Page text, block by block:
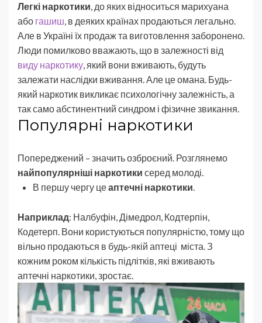
Легкі наркотики, до яких відноситься марихуана
або гашиш, в деяких країнах продаються легально.
Але в Україні їх продаж та виготовлення заборонено.
Люди помилково вважають, що в залежності від
виду наркотику, який вони вживають, будуть
залежати наслідки вживання. Але це омана. Будь-
який наркотик викликає психологічну залежність, а
так само абстинентний синдром і фізичне звикання.
Популярні наркотики
Попереджений – значить озброєний. Розглянемо
найпопулярніші наркотики серед молоді.
В першу чергу цеаптечні наркотики.
Наприклад: Налбуфін, Дімедрол, Кодтерпін,
Кодетерп. Вони користуються популярністю, тому що
вільно продаються в будь-якій аптеці міста. З
кожним роком кількість підлітків, які вживають
аптечні наркотики, зростає.